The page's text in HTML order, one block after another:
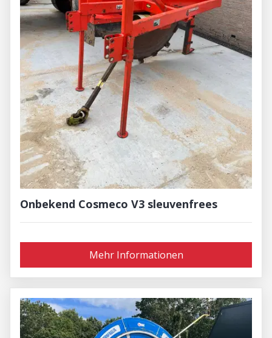
Onbekend Cosmeco V3 sleuvenfrees
Mehr Informationen